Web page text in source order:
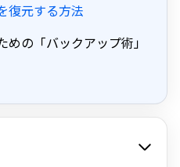
復元する方法
の「バックアップ術」